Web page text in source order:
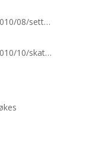
08/sett…
10/skat…